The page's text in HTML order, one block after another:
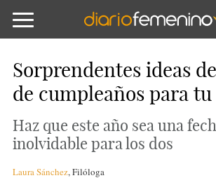
Sorprendentes ideas
de cumpleaños para
Haz que este año sea una
inolvidable para los dos
Laura Sánchez,Filóloga